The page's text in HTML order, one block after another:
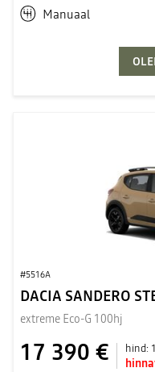
Manuaal
#5516A
DACIA SANDERO
extreme Eco-G 100hj
17 390 € hind: